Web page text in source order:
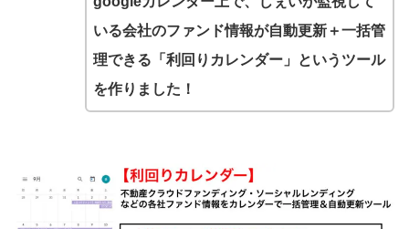
いる会社のファンド情報が自動更新＋一括管
理できる「利回りカレンダー」というツール
を作りました！